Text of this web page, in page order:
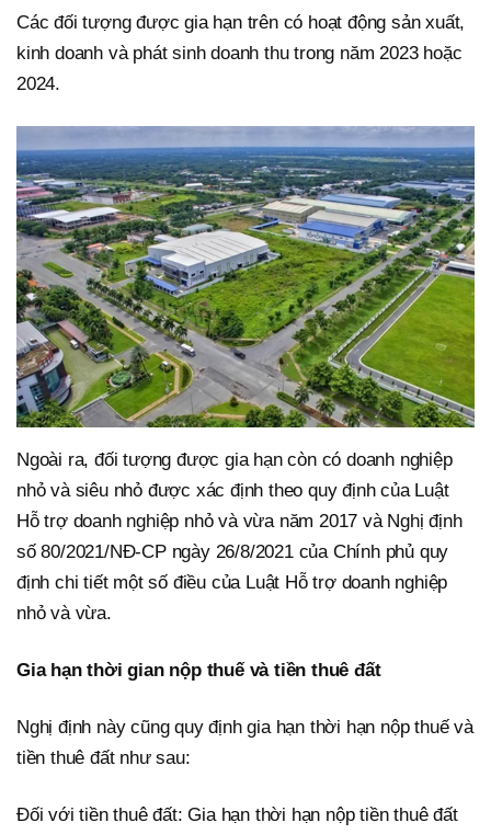
Các đối tượng được gia hạn trên có hoạt động sản xuất,
kinh doanh và phát sinh doanh thu trong năm 2023 hoặc
2024.
Ngoài ra, đối tượng được gia hạn còn có doanh nghiệp
nhỏ và siêu nhỏ được xác định theo quy định của Luật
Hỗ trợ doanh nghiệp nhỏ và vừa năm 2017 và Nghị định
số 80/2021/NĐ-CP ngày 26/8/2021 của Chính phủ quy
định chi tiết một số điều của Luật Hỗ trợ doanh nghiệp
nhỏ và vừa.
Gia hạn thời gian nộp thuế và tiền thuê đất
Nghị định này cũng quy định gia hạn thời hạn nộp thuế và
tiền thuê đất như sau:
Đối với tiền thuê đất: Gia hạn thời hạn nộp tiền thuê đất